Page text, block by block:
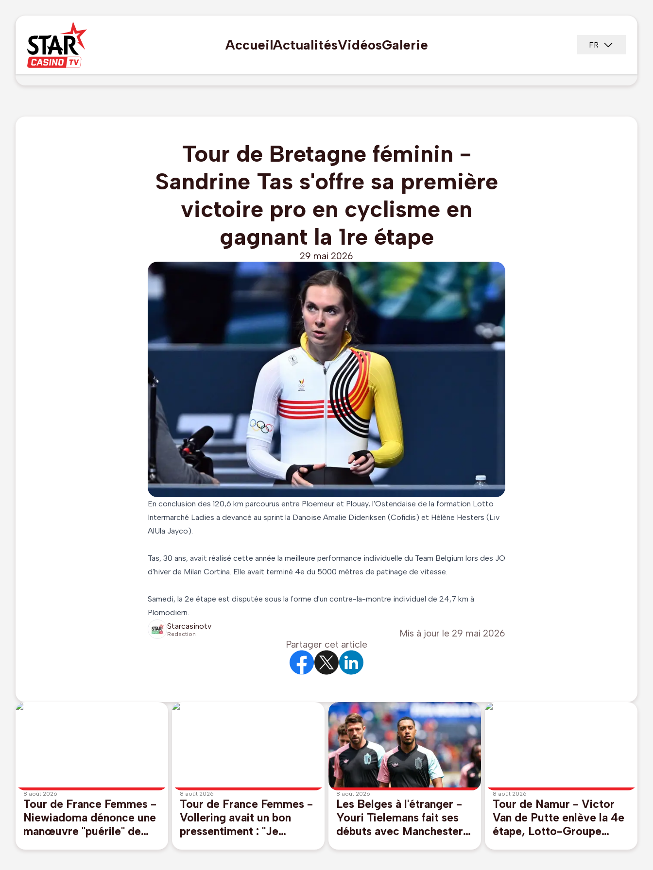
AccueilActualitésVidéosGalerie FR
Tour de Bretagne féminin -
Sandrine Tas s'offre sa première
victoire pro en cyclisme en
gagnant la 1re étape
29 mai 2026
En conclusion des 120,6 km parcourus entre Ploemeur et Plouay, l'Ostendaise de la formation Lotto
Intermarché Ladies a devancé au sprint la Danoise Amalie Dideriksen (Cofidis) et Hélène Hesters (Liv
AlUla Jayco).
Tas, 30 ans, avait réalisé cette année la meilleure performance individuelle du Team Belgium lors des JO
d'hiver de Milan Cortina. Elle avait terminé 4e du 5000 mètres de patinage de vitesse.
Samedi, la 2e étape est disputée sous la forme d'un contre-la-montre individuel de 24,7 km à
Plomodiern.
Starcasinotv
Redaction Mis à jour le 29 mai 2026
Partager cet article
8 août 2026
Tour de France Femmes -
Niewiadoma dénonce une
manœuvre "puérile" de
8 août 2026
Tour de France Femmes -
Vollering avait un bon
pressentiment : "Je
8 août 2026
Les Belges à l'étranger -
Youri Tielemans fait ses
débuts avec Manchester
8 août 2026
Tour de Namur - Victor
Van de Putte enlève la 4e
étape, Lotto-Groupe